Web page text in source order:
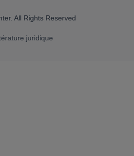
All Rights Reserved
juridique